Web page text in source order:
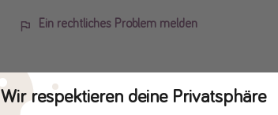
Ein rechtliches Problem melden
Wir respektieren deine Privatsphäre